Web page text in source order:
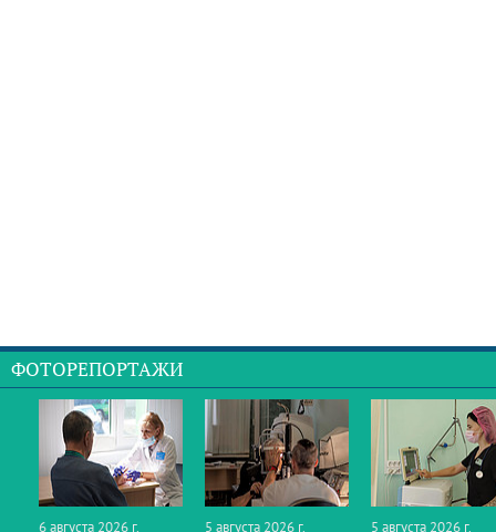
ФОТОРЕПОРТАЖИ
6 августа 2026 г. 5 августа 2026 г. 5 августа 2026 г.